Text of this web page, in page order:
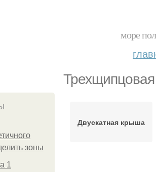
море
зоны
1
Двускатная крыша